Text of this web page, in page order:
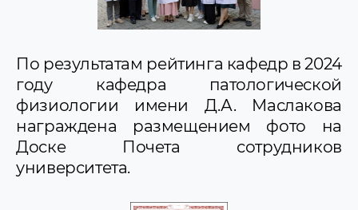
По результатам рейтинга кафедр в 2024
году кафедра патологической
физиологии имени Д.А. Маслакова
награждена размещением фото на
Доске Почета сотрудников
университета.